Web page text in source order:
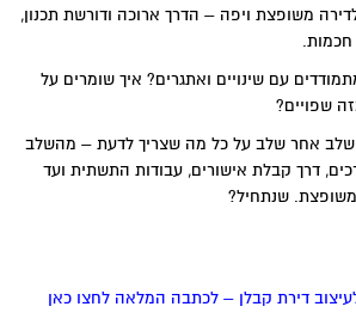
משופצת ויפה – הדרך ארוכה ודורשת תכנון,
עם שינויים ואתגרים? איך שומרים על
שפויים?
שלב אחר שלב על כל מה שצריך לדעת – מהשלב
דרך קבלת אישורים, עבודות התשתית ועד
שנתחיל?